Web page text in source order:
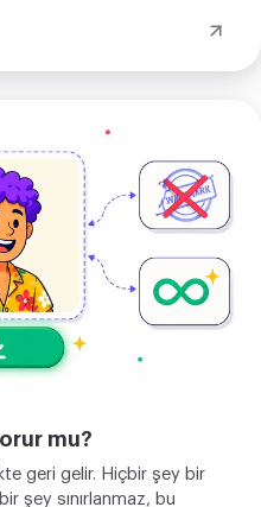
katın.
mu?
geri gelir. Hiçbir şey bir
şey sınırlanmaz, bu